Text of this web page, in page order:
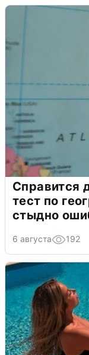
Справится
тест по
стыдно
6 августа 192